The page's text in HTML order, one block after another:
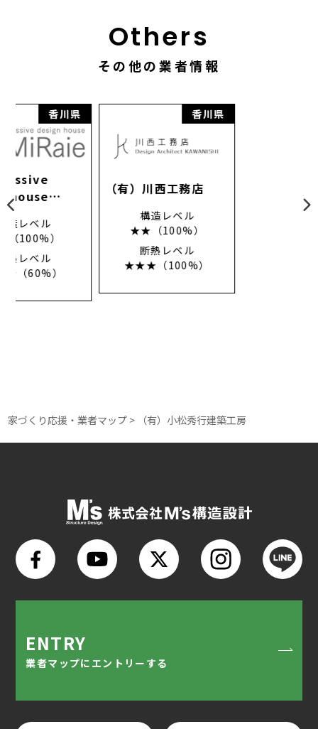
Others
その他の業者情報
（有）川西工務店
★★★（100%）
瀬戸内ハウジング
★★★（100%）
★★★（100%）
家づくり応援・業者マップ > （有）小松秀行建築工房
ENTRY
業者マップにエントリーする